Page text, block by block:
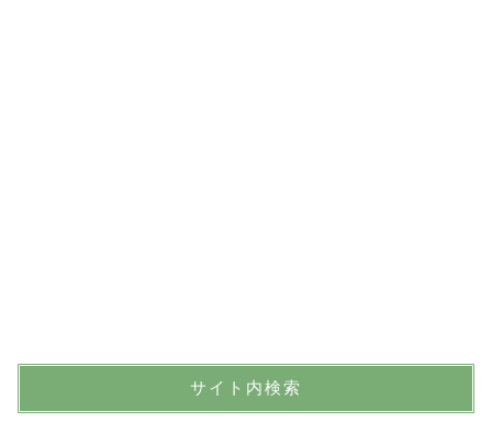
サイト内検索